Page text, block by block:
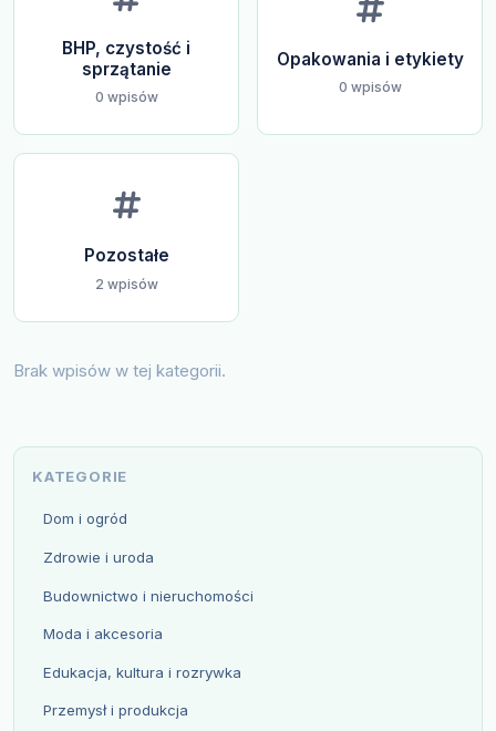
BHP, czystość i
sprzątanie
0 wpisów
Opakowania i etykiety
0 wpisów
Pozostałe
2 wpisów
Brak wpisów w tej kategorii.
KATEGORIE
Dom i ogród
Zdrowie i uroda
Budownictwo i nieruchomości
Moda i akcesoria
Edukacja, kultura i rozrywka
Przemysł i produkcja